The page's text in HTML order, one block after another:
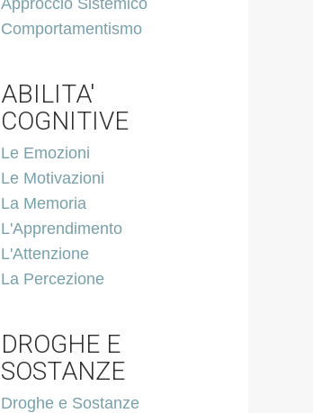
Approccio Sistemico
Comportamentismo
ABILITA'
COGNITIVE
Le Emozioni
Le Motivazioni
La Memoria
L'Apprendimento
L'Attenzione
La Percezione
DROGHE E
SOSTANZE
Droghe e Sostanze